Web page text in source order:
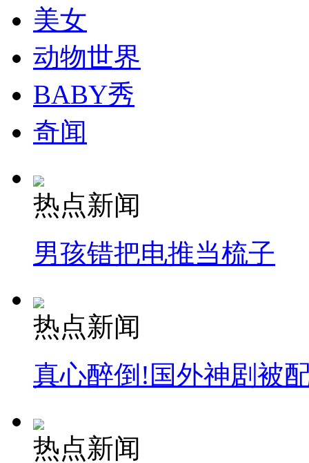
美女
动物世界
BABY秀
奇闻
热点新闻
男孩错把电推当梳子
热点新闻
真心醉倒!国外神剧被
热点新闻